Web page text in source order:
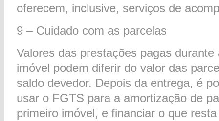
oferecem, inclusive, serviços de
9 – Cuidado com as parcelas
Valores das prestações pagas
imóvel podem diferir do valor das
saldo devedor. Depois da entrega, é
usar o FGTS para a amortização de
primeiro imóvel, e financiar o que